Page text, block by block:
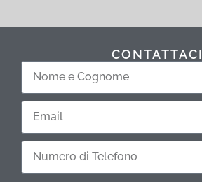
CONTATTACI
Nome
e
Cognome
Email
Telefono